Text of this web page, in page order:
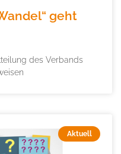
geht
des Verbands
Aktuell